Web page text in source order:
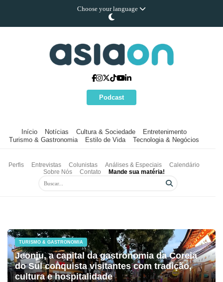
Choose your language
Podcast
Início Notícias Cultura & Sociedade
Entretenimento
Turismo & Gastronomia
Estilo de Vida Tecnologia & Negócios
Perfis Entrevistas Colunistas Análises & Especiais
Calendário
Sobre Nós
Contato Mande sua matéria!
TURISMO & GASTRONOMIA
Jeonju, a capital da gastronomia da Coreia
do Sul conquista visitantes com tradição,
cultura e hospitalidade